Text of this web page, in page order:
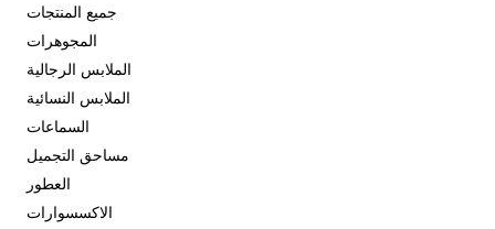
جميع المنتجات
المجوهرات
الملابس الرجالية
الملابس النسائية
السماعات
مساحق التجميل
العطور
الاكسسوارات